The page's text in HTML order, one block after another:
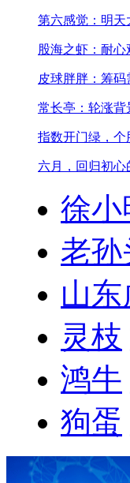
第六感觉：明天
股海之虾：耐
皮球胖胖：筹
常长亭：轮涨背
指数开门绿，个
六月，回归初心
徐小
老孙
山东
灵枝
鸿牛
狗蛋